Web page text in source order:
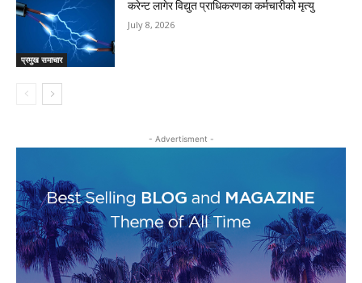
प्रमुख समाचार
करेन्ट लागेर विद्युत प्राधिकरणका कर्मचारीको मृत्यु
July 8, 2026
- Advertisment -